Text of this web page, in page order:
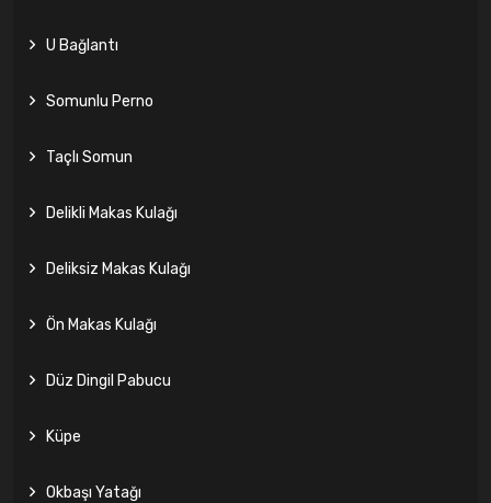
U Bağlantı
Somunlu Perno
Taçlı Somun
Delikli Makas Kulağı
Deliksiz Makas Kulağı
Ön Makas Kulağı
Düz Dingil Pabucu
Küpe
Okbaşı Yatağı